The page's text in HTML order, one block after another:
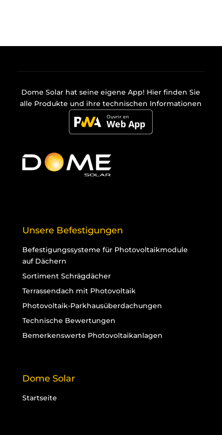
Dome Solar hat seine eigeneApp! Hier finden Sie
alle Produkte und ihre technischen Informationen
Unsere Befestigungen
Befestigungssysteme für Photovoltaikmodule
auf Dächern
Sortiment Schrägdächer
Terrassendach mit Photovoltaik
Photovoltaik-Parkhausüberdachungen
Technische Bewertungen
Bemerkenswerte Photovoltaikanlagen
Dome Solar
Startseite